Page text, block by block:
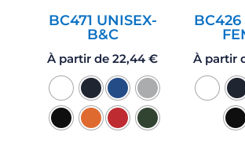
BC471 UNISEX-
B&C
À partir de22,44€
BC426
À partir